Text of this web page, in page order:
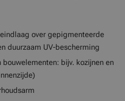
over gepigmenteerde
duurzaam UV-bescherming
bijv. kozijnen en